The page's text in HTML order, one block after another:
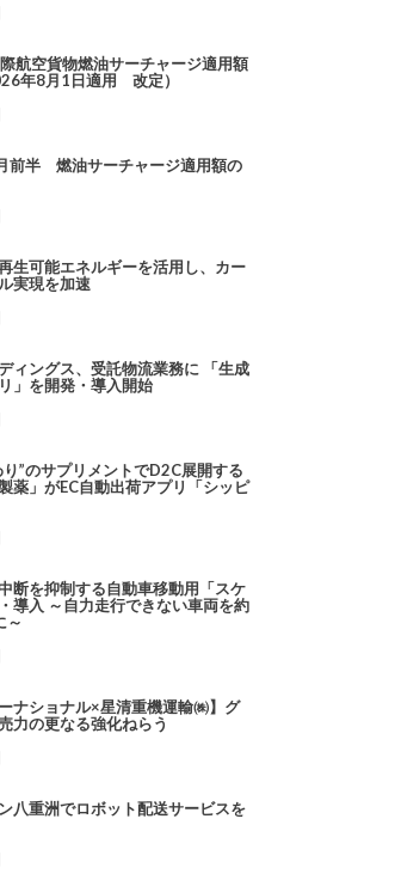
航空貨物燃油サーチャージ適用額
年8月1日適用 改定）
前半 燃油サーチャージ適用額の
生可能エネルギーを活用し、カー
実現を加速
ィングス、受託物流業務に 「生成
」を開発・導入開始
”のサプリメントでD2C展開する
薬」がEC自動出荷アプリ「シッピ
断を抑制する自動車移動用「スケ
導入 ～自力走行できない車両を約
～
ナショナル×星清重機運輸㈱】グ
力の更なる強化ねらう
八重洲でロボット配送サービスを